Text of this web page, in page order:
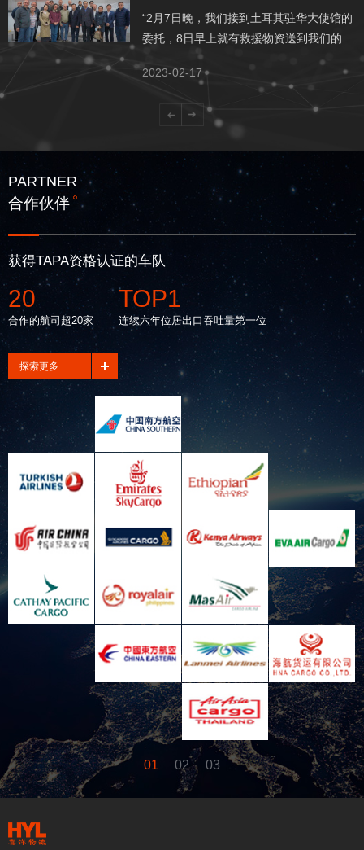
“2月7日晚，我们接到土耳其驻华大使馆的
委托，8日早上就有救援物资送到我们的仓
库了。”2月13日，广州市喜洋物流有限公
司（简称：“喜洋物流”）总经理助理曾计昌
2023-02-17
PARTNER
合作伙伴
获得TAPA资格认证的车队
20
合作的航司超20家
TOP1
连续六年位居出口吞吐量第一位
探索更多
01 02 03